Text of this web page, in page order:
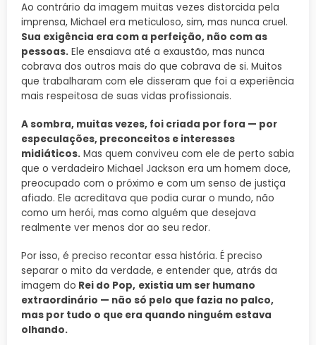
Ao contrário da imagem muitas vezes distorcida pela
imprensa, Michael era meticuloso, sim, mas nunca cruel.
Sua exigência era com a perfeição, não com as
pessoas. Ele ensaiava até a exaustão, mas nunca
cobrava dos outros mais do que cobrava de si. Muitos
que trabalharam com ele disseram que foi a experiência
mais respeitosa de suas vidas profissionais.
A sombra, muitas vezes, foi criada por fora — por
especulações, preconceitos e interesses
midiáticos. Mas quem conviveu com ele de perto sabia
que o verdadeiro Michael Jackson era um homem doce,
preocupado com o próximo e com um senso de justiça
afiado. Ele acreditava que podia curar o mundo, não
como um herói, mas como alguém que desejava
realmente ver menos dor ao seu redor.
Por isso, é preciso recontar essa história. É preciso
separar o mito da verdade, e entender que, atrás da
imagem do Rei do Pop, existia um ser humano
extraordinário — não só pelo que fazia no palco,
mas por tudo o que era quando ninguém estava
olhando.